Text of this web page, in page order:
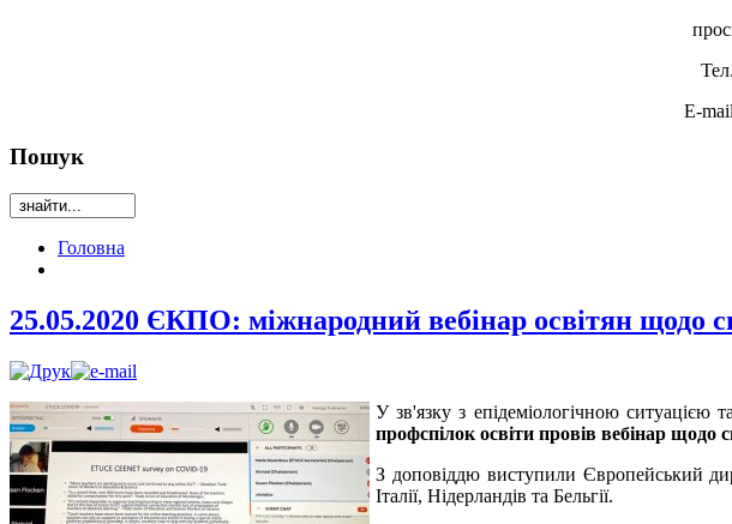
E-
Пошук
Головна
25.05.2020 ЄКПО: міжнародний вебінар освітян щодо
У зв'язку з епідеміологічною ситуацією
профспілок освіти провів вебінар щодо
З доповіддю виступили Європейський
Італії, Нідерландів та Бельгії.